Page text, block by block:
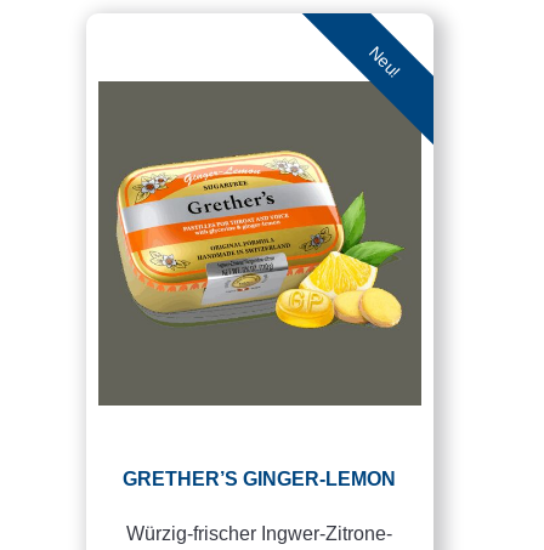
Neu!
GRETHER’S GINGER-LEMON
Würzig-frischer Ingwer-Zitrone-